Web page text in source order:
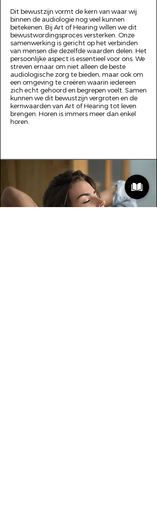
Dit bewustzijn vormt de kern van waar wij
binnen de audiologie nog veel kunnen
betekenen. Bij Art of Hearing willen we dit
bewustwordingsproces versterken. Onze
samenwerking is gericht op het verbinden
van mensen die dezelfde waarden delen. Het
persoonlijke aspect is essentieel voor ons. We
streven ernaar om niet alleen de beste
audiologische zorg te bieden, maar ook om
een omgeving te creëren waarin iedereen
zich echt gehoord en begrepen voelt. Samen
kunnen we dit bewustzijn vergroten en de
kernwaarden van Art of Hearing tot leven
brengen. Horen is immers meer dan enkel
horen.